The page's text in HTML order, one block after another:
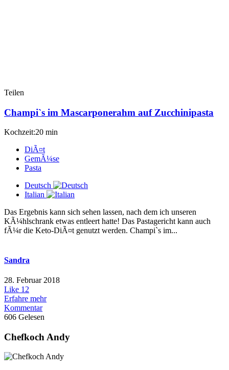
Teilen
Champi`s im Mascarponerahm auf Zucchinipasta
Kochzeit:20 min
DiÃ¤t
GemÃ¼se
Pasta
Deutsch
Italian
Das Ergebnis kann sich sehen lassen, nach dem ich unseren
KÃ¼hlschrank etwas entleert hatte! Das Pastagericht kann auch
fÃ¼r die Keto-DiÃ¤t genutzt werden. Champi`s im...
Sandra
28. Februar 2018
Like 12
Erfahre mehr
Kommentar
606 Gelesen
Chefkoch Andy